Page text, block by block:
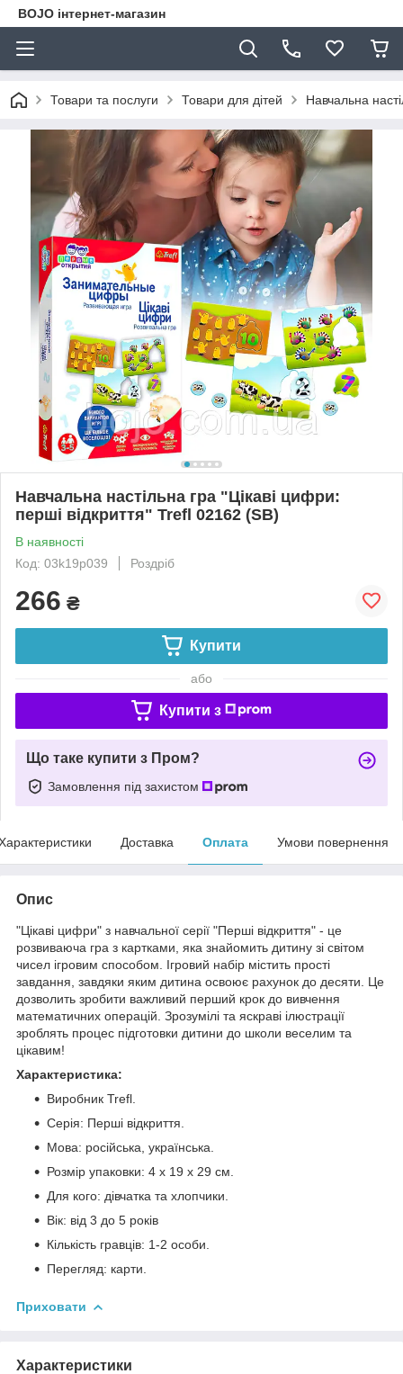
BOJO інтернет-магазин
Товари та послуги Товари для дітей Навчальна
Навчальна настільна гра "Цікаві цифри:
перші відкриття" Trefl 02162 (SB)
В наявності
Код: 03k19p039
Роздріб
266 ₴
Купити
або
Купити з
Що таке купити з Пром?
Замовлення під захистом
Доставка Оплата Умови повернення
Опис
"Цікаві цифри" з навчальної серії "Перші відкриття" - це
розвиваюча гра з картками, яка знайомить дитину зі світом
чисел ігровим способом. Ігровий набір містить прості
завдання, завдяки яким дитина освоює рахунок до десяти. Це
дозволить зробити важливий перший крок до вивчення
математичних операцій. Зрозумілі та яскраві ілюстрації
зроблять процес підготовки дитини до школи веселим та
цікавим!
Характеристика:
Виробник Trefl.
Серія: Перші відкриття.
Мова: російська, українська.
Розмір упаковки: 4 х 19 х 29 см.
Для кого: дівчатка та хлопчики.
Вік: від 3 до 5 років
Кількість гравців: 1-2 особи.
Перегляд: карти.
Приховати
Характеристики